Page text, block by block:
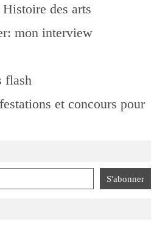
des arts
mon interview
flash
et concours pour